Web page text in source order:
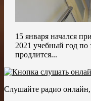
15 января начался
2021 учебный год по
продлится...
Слушайте радио онлайн,